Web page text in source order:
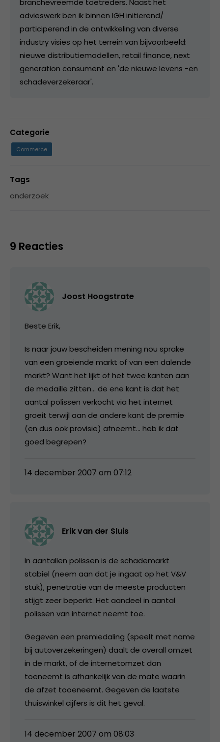
advieswerk ben ik binnen IGH initierend/
participerend in de ontwikkeling van diverse
industry visies op het terrein van bijvoorbeeld:
nieuwe distributiemodellen, retail finance, next
generation consument en 'de nieuwe levens -en
schadeverzekeraar'.
Categorie
Commerce
Tags
onderzoek
9 Reacties
Joost Hoogstrate
Beste Erik,
Is naar jouw bescheiden mening nou sprake
van een groeiende markt of van een dalende
markt? Want het lijkt of het twee kanten aan
de medaille zitten… de ene kant is dat het
aantal polissen verkocht via het internet
groeit terwijl aan de andere kant de premie
(en dus ook provisie) afneemt… heb ik dat
goed begrepen?
14 december 2007 om 07:12
Erik van der Sluis
In aantallen polissen is de schademarkt
stabiel (neem aan dat je ingaat op het V&V
stuk), penetratie van de meeste producten
stijgt zeer beperkt. Het aandeel in aantal
polissen van internet neemt toe.
Gegeven een premiedaling (speelt met name
bij autoverzekeringen) daalt de overall omzet
in de markt, of de internetomzet dan
toeneemt is afhankelijk van de mate waarin
de afzet tooeneemt. Gegeven de laatste
thuiswinkel cijfers is dit het geval.
14 december 2007 om 08:03